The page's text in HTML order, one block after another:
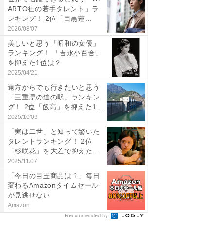
ARTO社の若手タレント」ラ
ンキング！ 2位「目黒蓮...
2026/08/07
美しいと思う「昭和の女優」
ランキング！ 「吉永小百合」
を抑えた1位は？
2025/04/21
遠方からでも行きたいと思う
「三重県の道の駅」ランキン
グ！ 2位「飯高」を抑えた1...
2025/10/09
「実は二世」と知って驚いた
タレントランキング！ 2位
「杉咲花」を大差で抑えた1
位...
2025/11/07
「今日の目玉商品は？」毎日
変わるAmazonタイムセール
が見逃せない
Amazon
Recommended by